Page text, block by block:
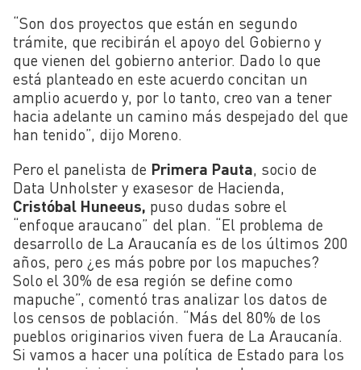
“Son dos proyectos que están en segundo
trámite, que recibirán el apoyo del Gobierno y
que vienen del gobierno anterior. Dado lo que
está planteado en este acuerdo concitan un
amplio acuerdo y, por lo tanto, creo van a tener
hacia adelante un camino más despejado del que
han tenido”, dijo Moreno.
Pero el panelista de Primera Pauta , socio de
Data Unholster y exasesor de Hacienda,
Cristóbal Huneeus, puso dudas sobre el
“enfoque araucano” del plan. “El problema de
desarrollo de La Araucanía es de los últimos 200
años, pero ¿es más pobre por los mapuches?
Solo el 30% de esa región se define como
mapuche”, comentó tras analizar los datos de
los censos de población. “Más del 80% de los
pueblos originarios viven fuera de La Araucanía.
Si vamos a hacer una política de Estado para los